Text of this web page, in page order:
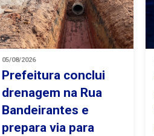
05/08/2026
Prefeitura conclui
drenagem na Rua
Bandeirantes e
prepara via para